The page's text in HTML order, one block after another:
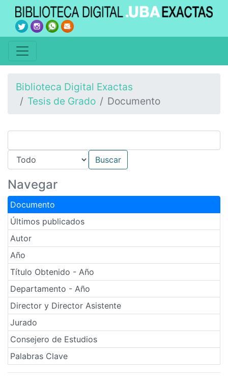
Biblioteca Digital Exactas
Tesis de Grado
Documento
Navegar
Documento
Últimos publicados
Autor
Año
Título Obtenido - Año
Departamento - Año
Director y Director Asistente
Jurado
Consejero de Estudios
Palabras Clave